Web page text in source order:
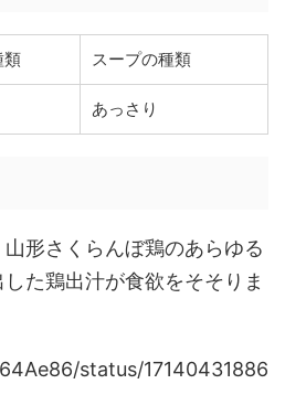
類 スープの種類
あっさり
形さくらんぼ鶏のあらゆる
た鶏出汁が食欲をそそりま
status/17140431886